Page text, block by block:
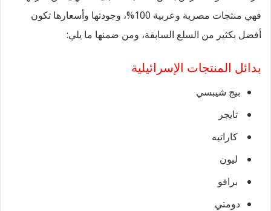
فهي منتجات مصرية وعربية 100%، وجودتها وأسعارها تكون
أفضل بكثير من السلع السابقة، ومن ضمنها ما يلي:
بدائل المنتجات الإسرائيلية
بيج شيبسي
تايجر
كاراتيه
ليون
برافو
دومتي